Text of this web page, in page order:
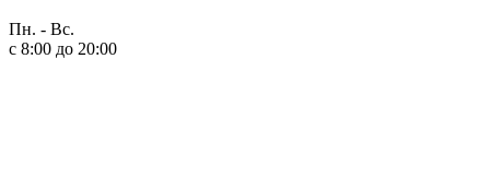
Пн. - Вс.
с 8:00 до 20:00